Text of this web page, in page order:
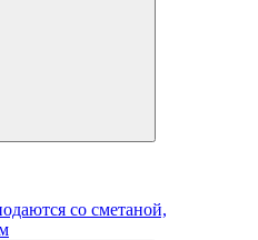
со сметаной,